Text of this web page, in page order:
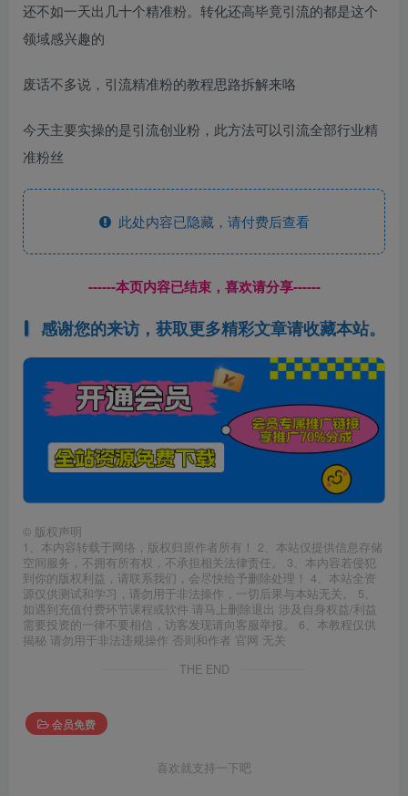
还不如一天出几十个精准粉。转化还高毕竟引流的都是这个
领域感兴趣的
废话不多说，引流精准粉的教程思路拆解来咯
今天主要实操的是引流创业粉，此方法可以引流全部行业精
准粉丝
此处内容已隐藏，请付费后查看
------本页内容已结束，喜欢请分享------
感谢您的来访，获取更多精彩文章请收藏本站。
© 版权声明
1、本内容转载于网络，版权归原作者所有！ 2、本站仅提供信息存储
空间服务，不拥有所有权，不承担相关法律责任。 3、本内容若侵犯
到你的版权利益，请联系我们，会尽快给予删除处理！ 4、本站全资
源仅供测试和学习，请勿用于非法操作，一切后果与本站无关。 5、
如遇到充值付费环节课程或软件 请马上删除退出 涉及自身权益/利益
需要投资的一律不要相信，访客发现请向客服举报。 6、本教程仅供
揭秘 请勿用于非法违规操作 否则和作者 官网 无关
THE END
会员免费
喜欢就支持一下吧